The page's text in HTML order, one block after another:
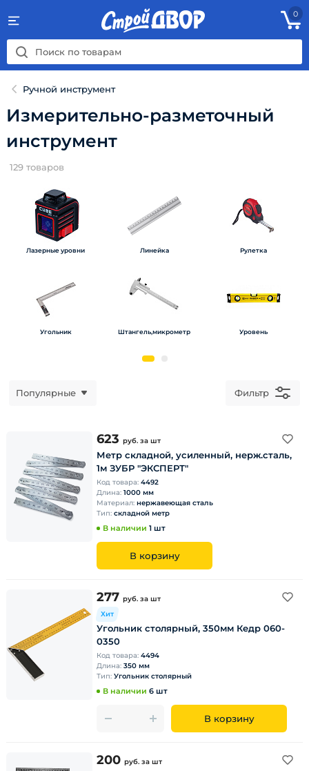
0
Ручной инструмент
Измерительно-разметочный
инструмент
129 товаров
Лазерные уровни Линейка Рулетка
Угольник Штангель,микрометр Уровень
Популярные Фильтр
623 руб. за шт
Метр складной, усиленный, нерж.сталь,
1м ЗУБР "ЭКСПЕРТ"
Код товара: 4492
Длина: 1000 мм
Материал: нержавеющая сталь
Тип: складной метр
В наличии 1 шт
В корзину
277 руб. за шт
Хит
Угольник столярный, 350мм Кедр 060-
0350
Код товара: 4494
Длина: 350 мм
Тип: Угольник столярный
В наличии 6 шт
В корзину
200 руб. за шт